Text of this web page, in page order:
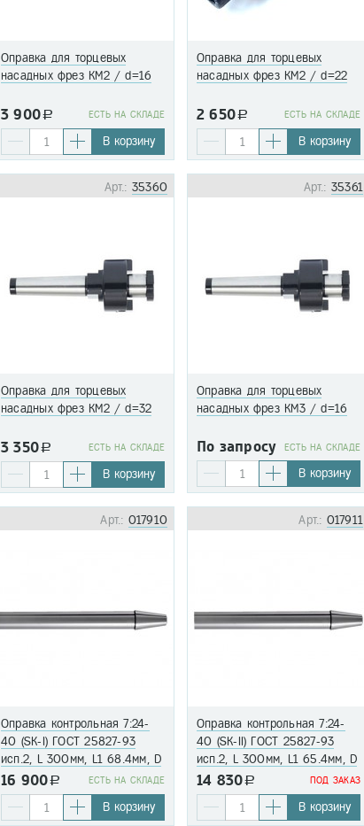
Оправка для торцевых
насадных фрез КМ2 / d=16
3 900a EСТЬ НА СКЛАДЕ
В корзину
Оправка для торцевых
насадных фрез КМ2 / d=22
2 650a EСТЬ НА СКЛАДЕ
В корзину
Арт.: 35360
Оправка для торцевых
насадных фрез КМ2 / d=32
3 350a EСТЬ НА СКЛАДЕ
В корзину
Арт.: 35361
Оправка для торцевых
насадных фрез КМ3 / d=16
По запросу EСТЬ НА СКЛАДЕ
В корзину
Арт.: 017910
Оправка контрольная 7:24-
40 (SK-I) ГОСТ 25827-93
исп.2, L 300мм, L1 68.4мм, D
40мм, М16, ±0.003мм
16 900a EСТЬ НА СКЛАДЕ
В корзину
Арт.: 017911
Оправка контрольная 7:24-
40 (SK-II) ГОСТ 25827-93
исп.2, L 300мм, L1 65.4мм, D
40мм, М16, ±0.003мм
14 830a ПОД ЗАКАЗ
В корзину